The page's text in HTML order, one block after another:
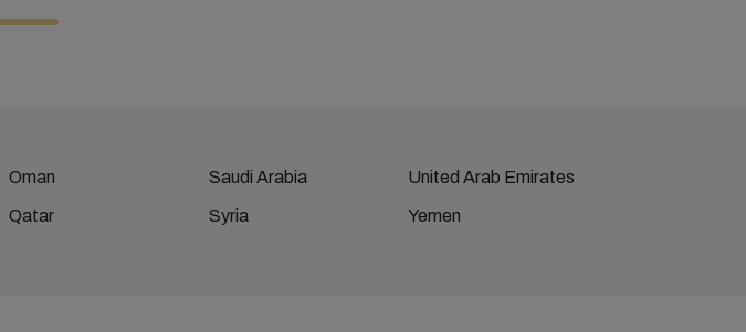
Oman
Qatar
Saudi Arabia
Syria
United Arab Emirates
Yemen